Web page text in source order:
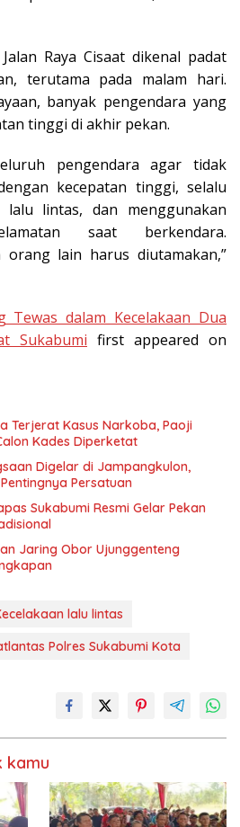
Raya Cisaat dikenal padat
terutama pada malam hari.
banyak pengendara yang
tinggi di akhir pekan.
pengendara agar tidak
kecepatan tinggi, selalu
lalu lintas, dan menggunakan
saat berkendara.
orang lain harus diutamakan,”
Tewas dalam Kecelakaan Dua
Sukabumi first appeared on
Terjerat Kasus Narkoba, Paoji
Kades Diperketat
Digelar di Jampangkulon,
Persatuan
Sukabumi Resmi Gelar Pekan
Jaring Obor Ujunggenteng
lalu lintas
Polres Sukabumi Kota
kamu